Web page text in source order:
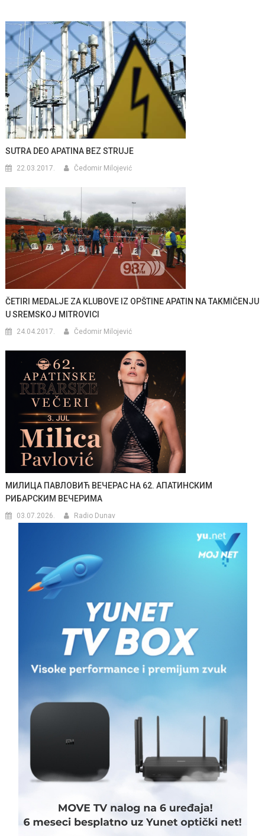
SUTRA DEO APATINA BEZ STRUJE
22.03.2017. Čedomir Milojević
ČETIRI MEDALJE ZA KLUBOVE IZ OPŠTINE APATIN NA TAKMIČENJU
U SREMSKOJ MITROVICI
24.04.2017. Čedomir Milojević
МИЛИЦА ПАВЛОВИЋ ВЕЧЕРАС НА 62. АПАТИНСКИМ
РИБАРСКИМ ВЕЧЕРИМА
03.07.2026. Radio Dunav